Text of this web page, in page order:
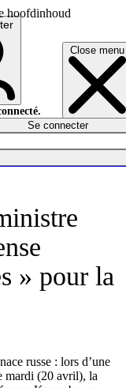
hoofdinhoud
Close menu
Se connecter
» pour la
russe : lors d’une
mardi (20 avril), la